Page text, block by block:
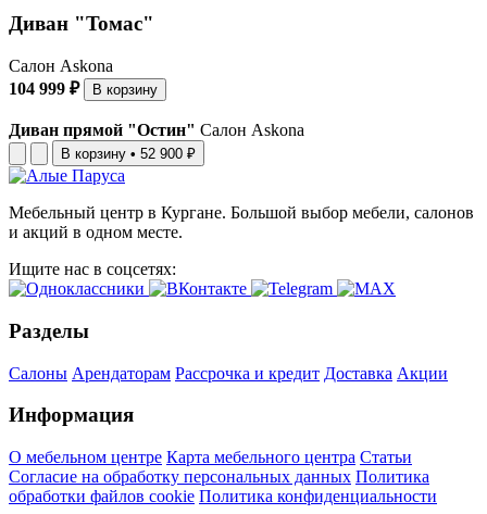
Диван "Toмас"
Салон Askona
104 999 ₽
В корзину
Диван прямой "Остин" Салон Askona
В корзину • 52 900 ₽
Мебельный центр в Кургане. Большой выбор мебели, салонов
и акций в одном месте.
Ищите нас в соцсетях:
Разделы
Салоны Арендаторам Рассрочка и кредит Доставка Акции
Информация
О мебельном центре Карта мебельного центра Статьи
Согласие на обработку персональных данных Политика
обработки файлов cookie Политика конфиденциальности